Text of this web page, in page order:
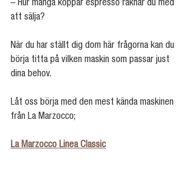
– Hur många koppar espresso räknar du med
att sälja?
När du har ställt dig dom här frågorna kan du
börja titta på vilken maskin som passar just
dina behov.
Låt oss börja med den mest kända maskinen
från La Marzocco;
La Marzocco Linea Classic